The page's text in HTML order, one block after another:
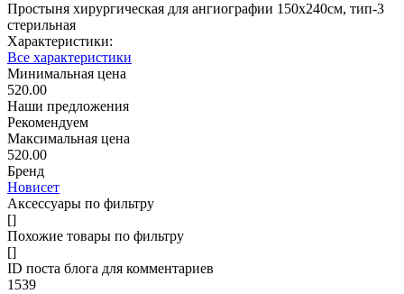
Простыня хирургическая для ангиографии 150х240см, тип-3
стерильная
Характеристики:
Все характеристики
Минимальная цена
520.00
Наши предложения
Рекомендуем
Максимальная цена
520.00
Бренд
Новисет
Аксессуары по фильтру
[]
Похожие товары по фильтру
[]
ID поста блога для комментариев
1539